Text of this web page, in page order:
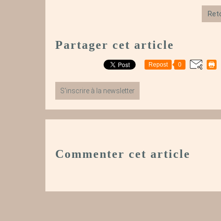
Partager cet article
Repost 0
S'inscrire à la newsletter
Commenter cet article